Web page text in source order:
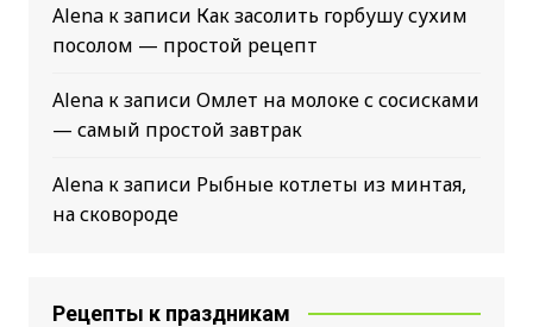
Alenaк записи Как засолить горбушу сухим
посолом — простой рецепт
Alenaк записи Омлет на молоке с сосисками
— самый простой завтрак
Alenaк записи Рыбные котлеты из минтая,
на сковороде
Рецепты к праздникам